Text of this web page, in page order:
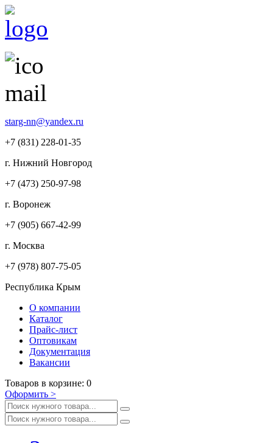
starg-nn@yandex.ru
+7 (831) 228-01-35
г. Нижний Новгород
+7 (473) 250-97-98
г. Воронеж
+7 (905) 667-42-99
г. Москва
+7 (978) 807-75-05
Республика Крым
О компании
Каталог
Прайс-лист
Оптовикам
Документация
Вакансии
Товаров в корзине: 0
Оформить >